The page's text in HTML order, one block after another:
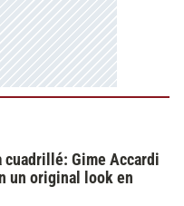
cuadrillé: Gime Accardi
un original look en